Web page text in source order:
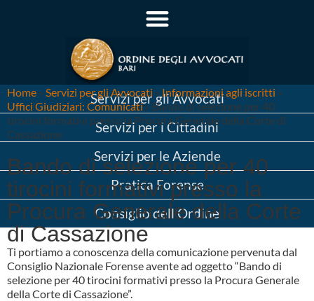
Servizi per gli Avvocati
Servizi per i Cittadini
Servizi per le Aziende
Pratica Forense
Consiglio dell’Ordine
Home » Servizi per gli Avvocati » Informazioni agli iscritti »
Uffici Giudiziari: Comunicati» Bando di selezione per 40
tirocini formativi presso la Procura Generale della Corte di
Cassazione
Bando di selezione per 40
tirocini formativi presso la
Procura Generale della Corte
di Cassazione
Ti portiamo a conoscenza della comunicazione pervenuta dal
Consiglio Nazionale Forense avente ad oggetto “Bando di
selezione per 40 tirocini formativi presso la Procura Generale
della Corte di Cassazione”.